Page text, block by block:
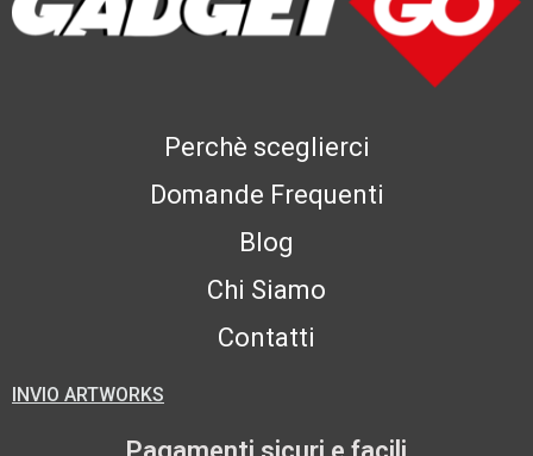
Perchè sceglierci
Domande Frequenti
Blog
Chi Siamo
Contatti
INVIO ARTWORKS